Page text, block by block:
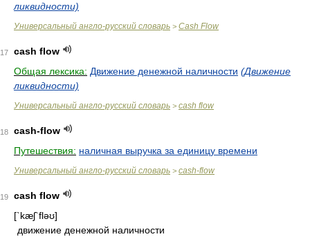
ликвидности)
Универсальный англо-русский словарь > Cash Flow
17
cash flow
Общая лексика: Движение денежной наличности (Движение
ликвидности)
Универсальный англо-русский словарь > cash flow
18
cash-flow
Путешествия: наличная выручка за единицу времени
Универсальный англо-русский словарь > cash-flow
19
cash flow
[`kæʃ`fləʊ]
движение денежной наличности